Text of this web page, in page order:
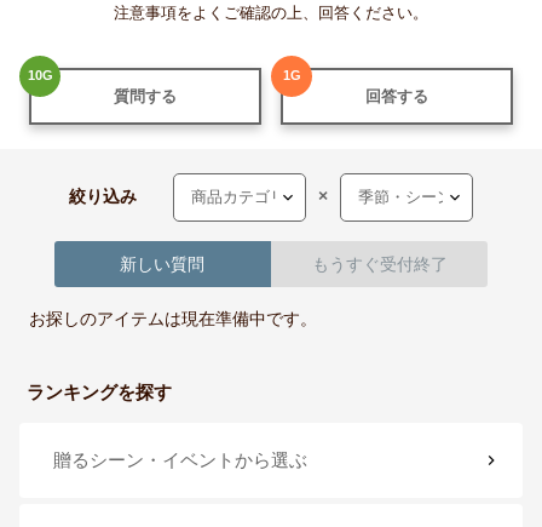
注意事項をよくご確認の上、回答ください。
10G
質問する
1 G
回答する
絞り込み ×
新しい質問 もうすぐ受付終了
お探しのアイテムは現在準備中です。
ランキングを探す
贈るシーン・イベント から選ぶ